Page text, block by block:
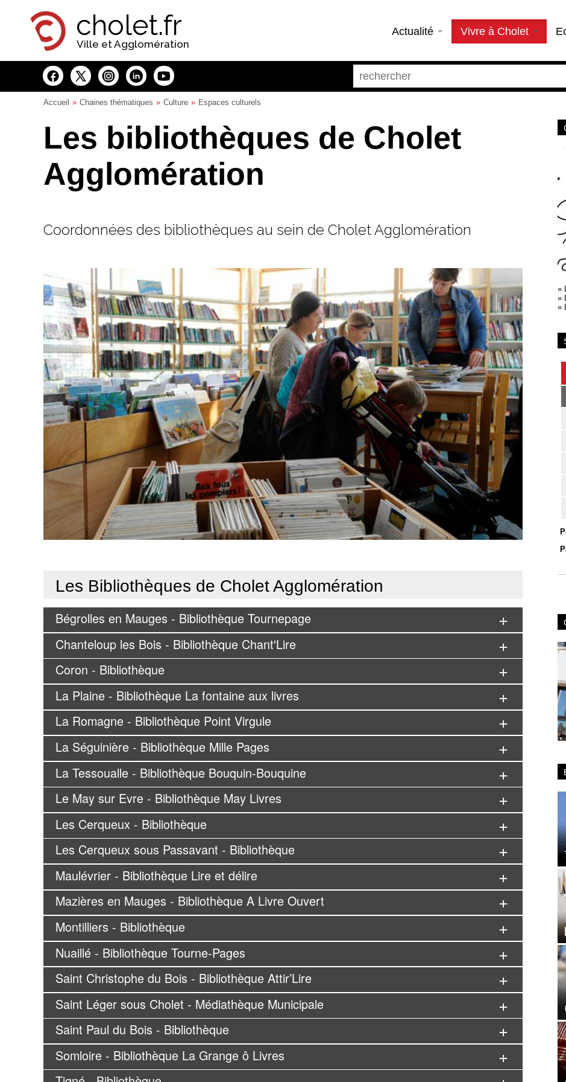
cholet.fr
Ville et Agglomération
Actualité Vivre à Cholet
Accueil Chaines thématiques Culture Espaces culturels
Les bibliothèques de Cholet
Agglomération
Coordonnées des bibliothèques au sein de Cholet Agglomération
Les Bibliothèques de Cholet Agglomération
Bégrolles en Mauges - Bibliothèque Tournepage
Chanteloup les Bois - Bibliothèque Chant'Lire
Coron - Bibliothèque
La Plaine - Bibliothèque La fontaine aux livres
La Romagne - Bibliothèque Point Virgule
La Séguinière - Bibliothèque Mille Pages
La Tessoualle - Bibliothèque Bouquin-Bouquine
Le May sur Evre - Bibliothèque May Livres
Les Cerqueux - Bibliothèque
Les Cerqueux sous Passavant - Bibliothèque
Maulévrier - Bibliothèque Lire et délire
Mazières en Mauges - Bibliothèque A Livre Ouvert
Montilliers - Bibliothèque
Nuaillé - Bibliothèque Tourne-Pages
Saint Christophe du Bois - Bibliothèque Attir’Lire
Saint Léger sous Cholet - Médiathèque Municipale
Saint Paul du Bois - Bibliothèque
Somloire - Bibliothèque La Grange ô Livres
»
»
»